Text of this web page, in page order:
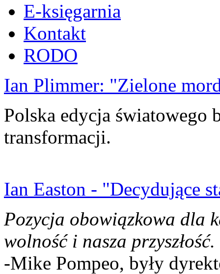
E-księgarnia
Kontakt
RODO
Ian Plimmer: "Zielone
Polska edycja światowego
transformacji.
Ian Easton - "Decydujące
Pozycja obowiązkowa dla
wolność i nasza przyszłość.
-Mike Pompeo, były